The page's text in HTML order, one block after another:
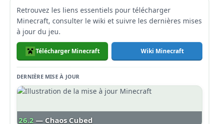
Retrouvez les liens essentiels pour télécharger
Minecraft, consulter le wiki et suivre les dernières mises
à jour du jeu.
Télécharger Minecraft Wiki Minecraft
DERNIÈRE MISE À JOUR
26.2 — Chaos Cubed